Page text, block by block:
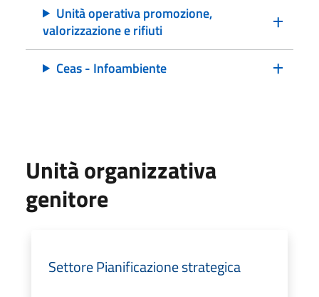
Unità operativa promozione,
valorizzazione e rifiuti
Ceas - Infoambiente
Unità organizzativa
genitore
Settore Pianificazione strategica